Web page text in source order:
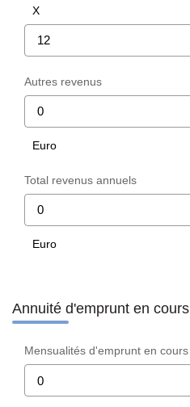
X
Autres revenus
Euro
Total revenus annuels
Euro
Annuité d'emprunt en cours
Mensualités d'emprunt en cours